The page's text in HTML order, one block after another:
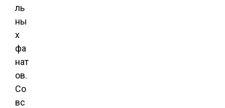
ль
ны
х
фа
нат
ов.
Со
вс